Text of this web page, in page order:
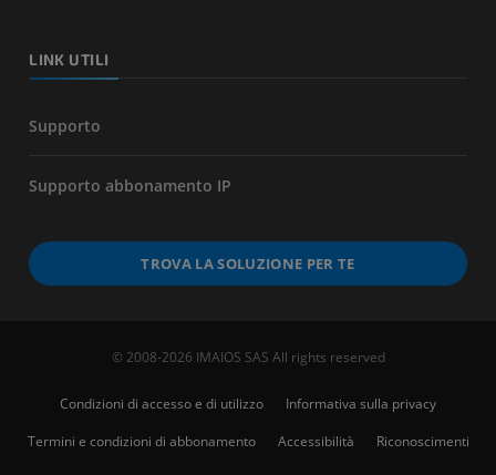
LINK UTILI
Supporto
Supporto abbonamento IP
TROVA LA SOLUZIONE PER TE
© 2008-2026 IMAIOS SAS All rights reserved
Condizioni di accesso e di utilizzo
Informativa sulla privacy
Termini e condizioni di abbonamento
Accessibilità Riconoscimenti